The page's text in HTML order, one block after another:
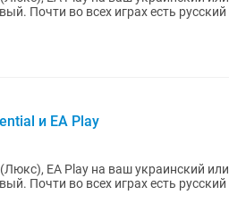
язык и
и EA Play
EA Play на ваш украинский или
язык и